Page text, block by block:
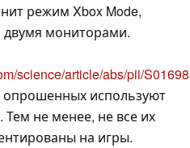
режим Xbox Mode,
двумя мониторами.
science/article/abs/pii/
опрошенных используют
не менее, не все их
на игры.